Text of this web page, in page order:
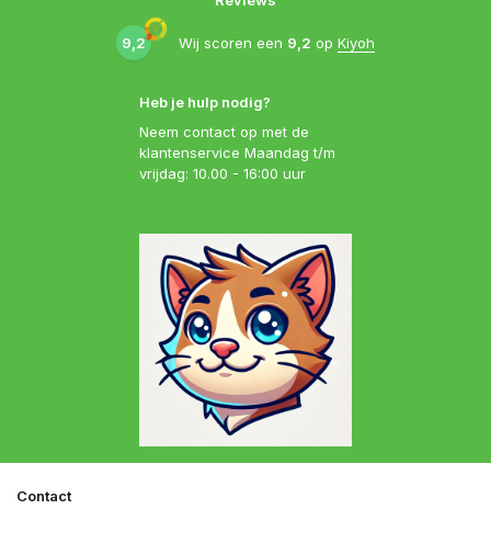
Heb je hulp nodig?
Neem contact op met de
klantenservice Maandag t/m
vrijdag: 10.00 - 16:00 uur
9,2 Wij scoren een 9,2 op Kiyoh
Contact